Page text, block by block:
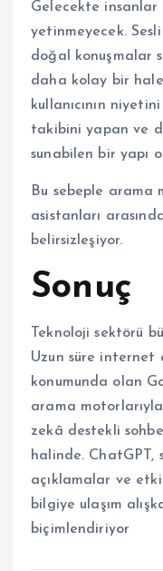
Gelecekte insanlar
yetinmeyecek.
doğal konuşmalar
daha kolay bir
kullanıcının
takibini yapan ve
sunabilen bir yapı
Bu sebeple arama
asistanları
belirsizleşiyor.
Sonuç
Teknoloji sektörü
Uzun süre internet
konumunda olan
arama
zekâ destekli
halinde. ChatGPT,
açıklamalar ve
bilgiye ulaşım
biçimlendiriyor